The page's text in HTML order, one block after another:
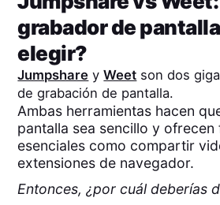
grabador de
elegir?
Jumpshare yWeet son dos
de grabación de pantalla.
Ambas herramientas hacen
pantalla sea sencillo y
esenciales como compartir
extensiones de navegador.
Entonces, ¿por cuál deberías